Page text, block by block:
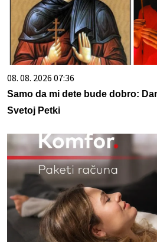
08. 08. 2026 07:36
Samo da mi dete bude dobro:
Svetoj Petki